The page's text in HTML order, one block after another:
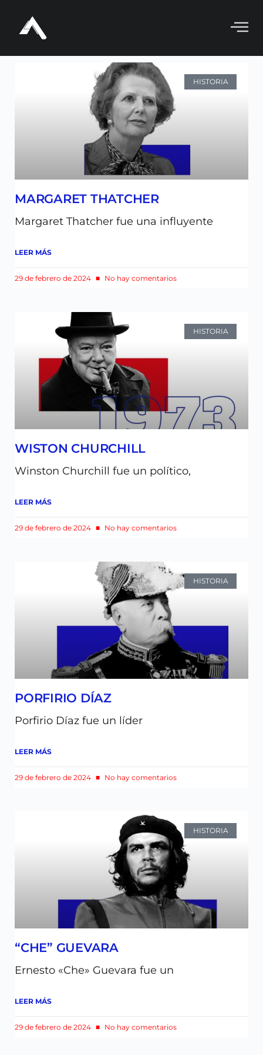
HISTORIA
MARGARET THATCHER
Margaret Thatcher fue una influyente
LEER MÁS
29 de febrero de 2024 No hay comentarios
HISTORIA
WISTON CHURCHILL
Winston Churchill fue un político,
LEER MÁS
29 de febrero de 2024 No hay comentarios
HISTORIA
PORFIRIO DÍAZ
Porfirio Díaz fue un líder
LEER MÁS
29 de febrero de 2024 No hay comentarios
HISTORIA
“CHE” GUEVARA
Ernesto «Che» Guevara fue un
LEER MÁS
29 de febrero de 2024 No hay comentarios